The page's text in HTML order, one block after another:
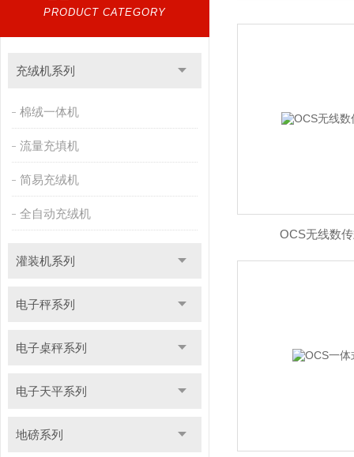
PRODUCT CATEGORY
充绒机系列
棉绒一体机
流量充填机
简易充绒机
全自动充绒机
灌装机系列
电子秤系列
电子桌秤系列
电子天平系列
地磅系列
OCS无线数